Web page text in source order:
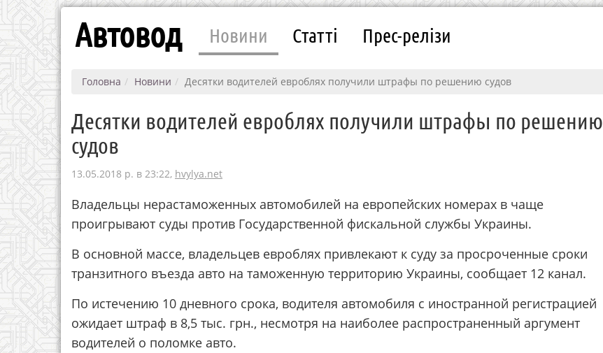
Автовод Новини Статті Прес-релізи
Головна Новини Десятки водителей евроблях получили штрафы по решению судов
Десятки водителей евроблях получили штрафы по решению
судов
13.05.2018 р. в 23:22, hvylya.net
Владельцы нерастаможенных автомобилей на европейских номерах в чаще
проигрывают суды против Государственной фискальной службы Украины.
В основной массе, владельцев евроблях привлекают к суду за просроченные сроки
транзитного въезда авто на таможенную территорию Украины, сообщает 12 канал.
По истечению 10 дневного срока, водителя автомобиля с иностранной регистрацией
ожидает штраф в 8,5 тыс. грн., несмотря на наиболее распространенный аргумент
водителей о поломке авто.